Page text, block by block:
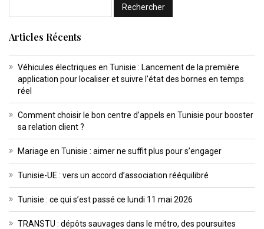
Articles Récents
Véhicules électriques en Tunisie : Lancement de la première
application pour localiser et suivre l’état des bornes en temps
réel
Comment choisir le bon centre d’appels en Tunisie pour booster
sa relation client ?
Mariage en Tunisie : aimer ne suffit plus pour s’engager
Tunisie-UE : vers un accord d’association rééquilibré
Tunisie : ce qui s’est passé ce lundi 11 mai 2026
TRANSTU : dépôts sauvages dans le métro, des poursuites